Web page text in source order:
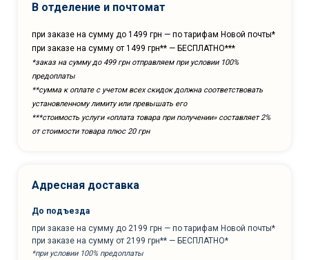
В отделение и почтомат
при заказе на сумму до 1499 грн — по тарифам Новой почты*
при заказе на сумму от 1499 грн** — БЕСПЛАТНО***
*заказ на сумму до 499 грн отправляем при условии 100%
предоплаты
**сумма к оплате с учетом всех скидок должна соответствовать
установленному лимиту или превышать его
***cтоимость услуги «оплата товара при получении» составляет 2%
от стоимости товара плюс 20 грн
Адресная доставка
До подъезда
при заказе на сумму до 2199 грн — по тарифам Новой почты*
при заказе на сумму от 2199 грн** — БЕСПЛАТНО*
*при условии 100% предоплаты